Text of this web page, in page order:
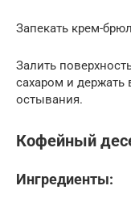
Запекать крем-
Залить
сахаром и держать
остывания.
Кофейный
Ингредиенты: